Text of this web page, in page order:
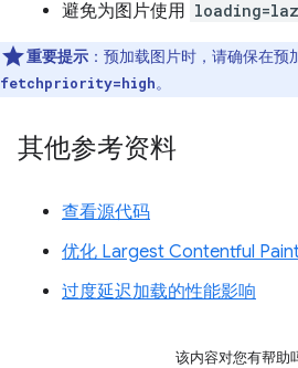
避免为图片使用
重要提示 ：预加载图片时，请确保在预
fetchpriority=high。
其他参考资料
查看源代码
优化 Largest Contentful
过度延迟加载的性能影响
该内容对您有帮助